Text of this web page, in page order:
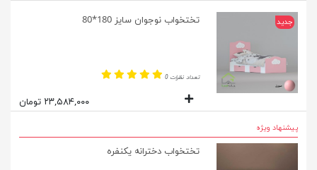
جدید تختخواب نوجوان سایز 180*80
تعداد نظرات 0
۲۳,۵۸۴,۰۰۰ تومان
پیشنهاد ویژه
تختخواب دخترانه یکنفره